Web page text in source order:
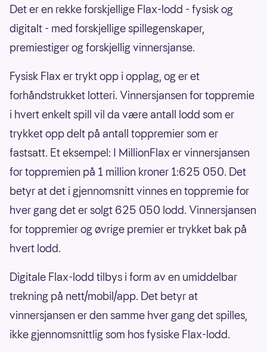
Det er en rekke forskjellige Flax-lodd - fysisk og
digitalt - med forskjellige spillegenskaper,
premiestiger og forskjellig vinnersjanse.
Fysisk Flax er trykt opp i opplag, og er et
forhåndstrukket lotteri. Vinnersjansen for toppremie
i hvert enkelt spill vil da være antall lodd som er
trykket opp delt på antall toppremier som er
fastsatt. Et eksempel: I MillionFlax er vinnersjansen
for toppremien på 1 million kroner 1:625 050. Det
betyr at det i gjennomsnitt vinnes en toppremie for
hver gang det er solgt 625 050 lodd. Vinnersjansen
for toppremier og øvrige premier er trykket bak på
hvert lodd.
Digitale Flax-lodd tilbys i form av en umiddelbar
trekning på nett/mobil/app. Det betyr at
vinnersjansen er den samme hver gang det spilles,
ikke gjennomsnittlig som hos fysiske Flax-lodd.